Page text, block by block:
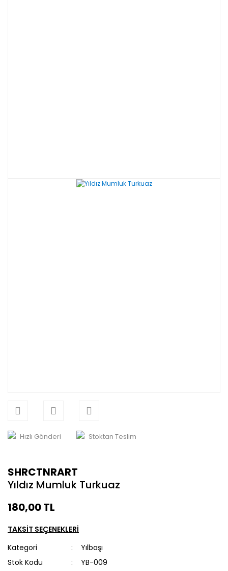
Hızlı Gönderi Stoktan Teslim
SHRCTNRART
Yıldız Mumluk Turkuaz
180,00 TL
TAKSİT SEÇENEKLERİ
Kategori
Yılbaşı
Stok Kodu
YB-009